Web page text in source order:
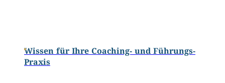
Wissen für Ihre Coaching- und Führungs-
Praxis